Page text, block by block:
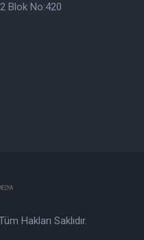
Blok No:420
Hakları Saklıdır.